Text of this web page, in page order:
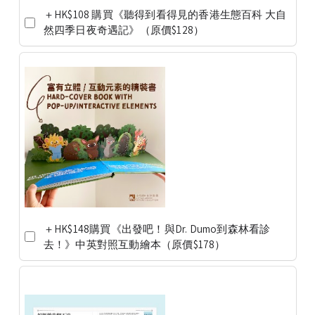
＋HK$108 購買《聽得到看得見的香港生態百科 大自
然四季日夜奇遇記》（原價$128）
＋HK$148購買《出發吧！與Dr. Dumo到森林看診
去！》中英對照互動繪本（原價$178）